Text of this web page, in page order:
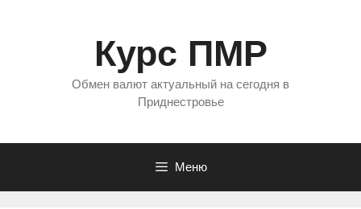
Курс ПМР
Обмен валют актуальный на сегодня в
Приднестровье
Меню